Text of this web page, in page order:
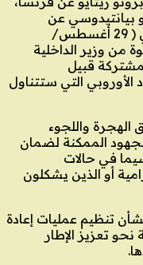
بيانتيدوسي عن
إيطاليا، اجتماعهم يوم الجمعة الماضي ( 29 أغسطس/
من وزير الداخلية
قبيل
الأوروبي التي ستتناول
الهجرة واللجوء
الممكنة لضمان
سيما في حالات
أو الذين يشكلون
تنظيم عمليات إعادة
تعزيز الإطار